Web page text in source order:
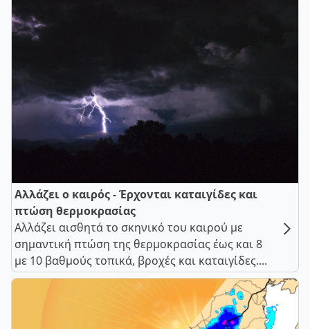
Αλλάζει ο καιρός - Έρχονται καταιγίδες και
πτώση θερμοκρασίας
Αλλάζει αισθητά το σκηνικό του καιρού με
σημαντική πτώση της θερμοκρασίας έως και 8
με 10 βαθμούς τοπικά, βροχές και καταιγίδες....